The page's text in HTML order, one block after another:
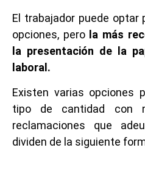
El trabajador puede optar
opciones, perola más
la presentación de la
laboral.
Existen varias opciones
tipo de cantidad con
reclamaciones que
dividen de la siguiente